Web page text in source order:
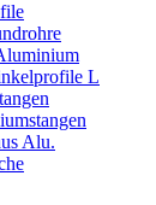
L
Alu.